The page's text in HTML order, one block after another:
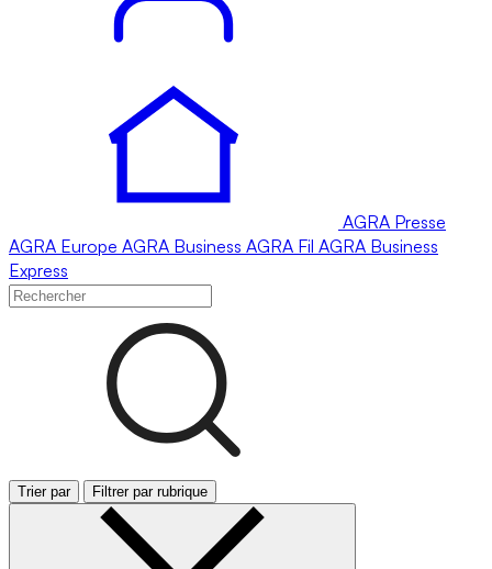
AGRA Presse
AGRA Europe AGRA Business AGRA Fil AGRA Business
Express
Trier par Filtrer par rubrique